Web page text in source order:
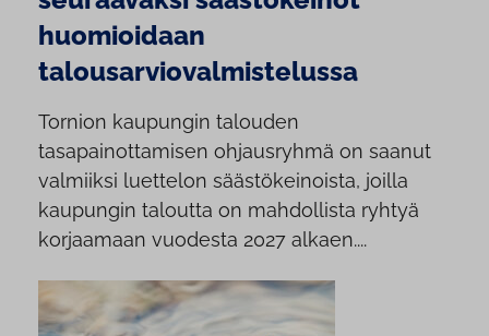
huomioidaan
talousarviovalmistelussa
Tornion kaupungin talouden
tasapainottamisen ohjausryhmä on saanut
valmiiksi luettelon säästökeinoista, joilla
kaupungin taloutta on mahdollista ryhtyä
korjaamaan vuodesta 2027 alkaen....